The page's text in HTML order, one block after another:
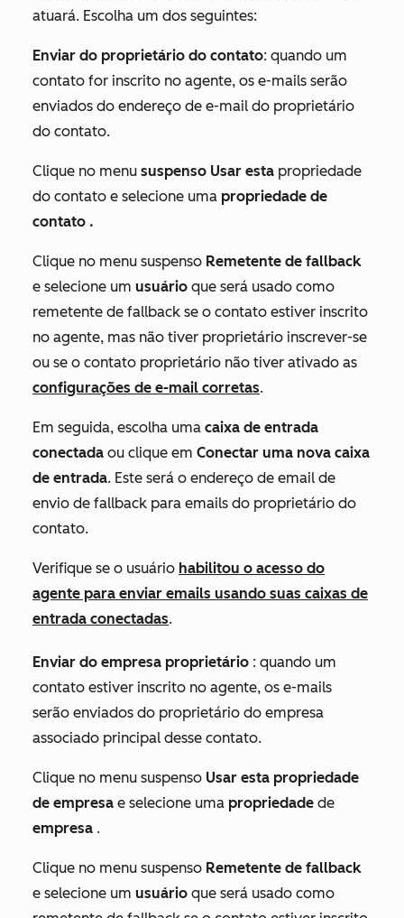
atuará. Escolha um dos seguintes:
Enviar do proprietário do contato: quando um
contato for inscrito no agente, os e-mails serão
enviados do endereço de e-mail do proprietário
do contato.
Clique no menu suspenso Usar esta propriedade
do contato e selecione uma propriedade de
contato .
Clique no menu suspenso Remetente de fallback
e selecione um usuário que será usado como
remetente de fallback se o contato estiver inscrito
no agente, mas não tiver proprietário inscrever-se
ou se o contato proprietário não tiver ativado as
configurações de e-mail corretas.
Em seguida, escolha uma caixa de entrada
conectada ou clique em Conectar uma nova caixa
de entrada. Este será o endereço de email de
envio de fallback para emails do proprietário do
contato.
Verifique se o usuário habilitou o acesso do
agente para enviar emails usando suas caixas de
entrada conectadas.
Enviar do empresa proprietário : quando um
contato estiver inscrito no agente, os e-mails
serão enviados do proprietário do empresa
associado principal desse contato.
Clique no menu suspenso Usar esta propriedade
de empresa e selecione uma propriedade de
empresa .
Clique no menu suspenso Remetente de fallback
e selecione um usuário que será usado como